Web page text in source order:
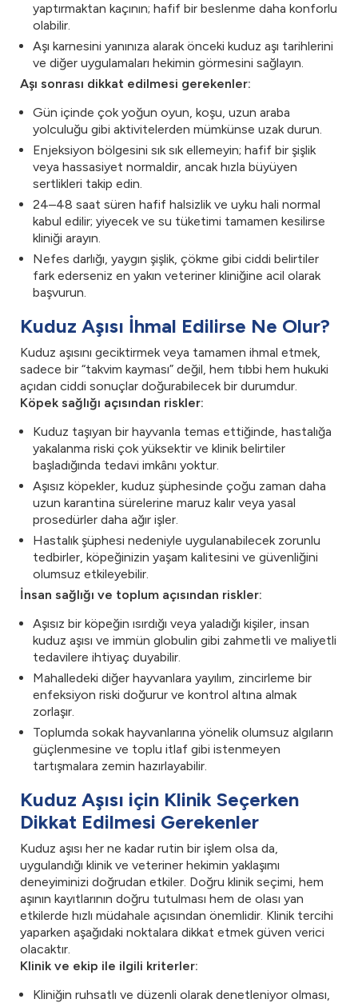
yaptırmaktan kaçının; hafif bir beslenme daha konforlu
olabilir.
Aşı karnesini yanınıza alarak önceki kuduz aşı tarihlerini
ve diğer uygulamaları hekimin görmesini sağlayın.
Aşı sonrası dikkat edilmesi gerekenler:
Gün içinde çok yoğun oyun, koşu, uzun araba
yolculuğu gibi aktivitelerden mümkünse uzak durun.
Enjeksiyon bölgesini sık sık ellemeyin; hafif bir şişlik
veya hassasiyet normaldir, ancak hızla büyüyen
sertlikleri takip edin.
24–48 saat süren hafif halsizlik ve uyku hali normal
kabul edilir; yiyecek ve su tüketimi tamamen kesilirse
kliniği arayın.
Nefes darlığı, yaygın şişlik, çökme gibi ciddi belirtiler
fark ederseniz en yakın veteriner kliniğine acil olarak
başvurun.
Kuduz Aşısı İhmal Edilirse Ne Olur?
Kuduz aşısını geciktirmek veya tamamen ihmal etmek,
sadece bir “takvim kayması” değil, hem tıbbi hem hukuki
açıdan ciddi sonuçlar doğurabilecek bir durumdur.
Köpek sağlığı açısından riskler:
Kuduz taşıyan bir hayvanla temas ettiğinde, hastalığa
yakalanma riski çok yüksektir ve klinik belirtiler
başladığında tedavi imkânı yoktur.
Aşısız köpekler, kuduz şüphesinde çoğu zaman daha
uzun karantina sürelerine maruz kalır veya yasal
prosedürler daha ağır işler.
Hastalık şüphesi nedeniyle uygulanabilecek zorunlu
tedbirler, köpeğinizin yaşam kalitesini ve güvenliğini
olumsuz etkileyebilir.
İnsan sağlığı ve toplum açısından riskler:
Aşısız bir köpeğin ısırdığı veya yaladığı kişiler, insan
kuduz aşısı ve immün globulin gibi zahmetli ve maliyetli
tedavilere ihtiyaç duyabilir.
Mahalledeki diğer hayvanlara yayılım, zincirleme bir
enfeksiyon riski doğurur ve kontrol altına almak
zorlaşır.
Toplumda sokak hayvanlarına yönelik olumsuz algıların
güçlenmesine ve toplu itlaf gibi istenmeyen
tartışmalara zemin hazırlayabilir.
Kuduz Aşısı için Klinik Seçerken
Dikkat Edilmesi Gerekenler
Kuduz aşısı her ne kadar rutin bir işlem olsa da,
uygulandığı klinik ve veteriner hekimin yaklaşımı
deneyiminizi doğrudan etkiler. Doğru klinik seçimi, hem
aşının kayıtlarının doğru tutulması hem de olası yan
etkilerde hızlı müdahale açısından önemlidir. Klinik tercihi
yaparken aşağıdaki noktalara dikkat etmek güven verici
olacaktır.
Klinik ve ekip ile ilgili kriterler:
Kliniğin ruhsatlı ve düzenli olarak denetleniyor olması,